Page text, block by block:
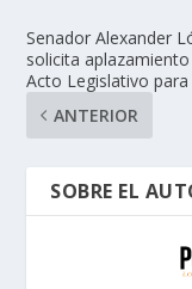
Senador Alexander
solicita
Acto Legislativo
ANTERIOR
SOBRE EL